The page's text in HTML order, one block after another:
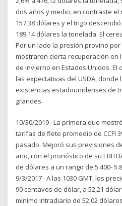
dos años y medio, en contraste el
157,38 dólares y el trigo
189,14 dólares la tonelada. El
Por un lado la presión provino por
mostraron cierta recuperación en
de invierno en Estados Unidos.
las expectativas del USDA,
existencias estadounidenses de
grandes.
10/30/2019 · La primera que
tarifas de flete promedio de CCFI
pasado. Mejoró sus previsiones
año, con el pronóstico de su
de dólares a un rango de 5.400-
9/3/2017 · A las 1030 GMT, los
90 centavos de dólar, a 52,21
mínimo intradiario de 52,02